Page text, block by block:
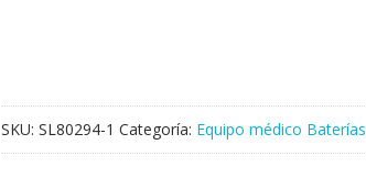
SNLB-
201
cantidad
SKU: SL80294-1 Categoría: Equipo médico Baterías